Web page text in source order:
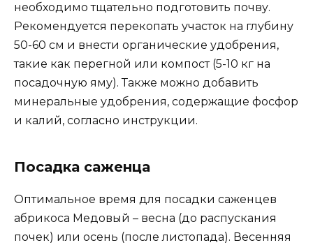
необходимо тщательно подготовить почву.
Рекомендуется перекопать участок на глубину
50-60 см и внести органические удобрения,
такие как перегной или компост (5-10 кг на
посадочную яму). Также можно добавить
минеральные удобрения, содержащие фосфор
и калий, согласно инструкции.
Посадка саженца
Оптимальное время для посадки саженцев
абрикоса Медовый – весна (до распускания
почек) или осень (после листопада). Весенняя